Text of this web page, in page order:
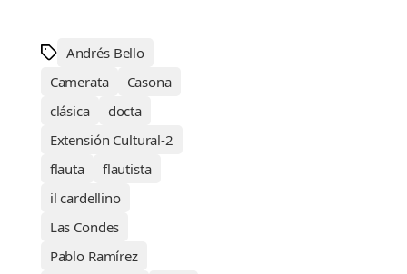
Andrés Bello
Camerata
Casona
clásica
docta
Extensión Cultural-2
flauta
flautista
il cardellino
Las Condes
Pablo Ramírez